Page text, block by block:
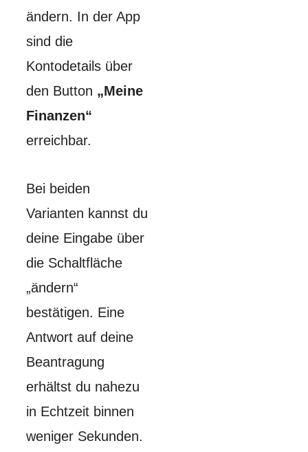
ändern. In der App
sind die
Kontodetails über
den Button „Meine
Finanzen“
erreichbar.
Bei beiden
Varianten kannst du
deine Eingabe über
die Schaltfläche
„ändern“
bestätigen. Eine
Antwort auf deine
Beantragung
erhältst du nahezu
in Echtzeit binnen
weniger Sekunden.